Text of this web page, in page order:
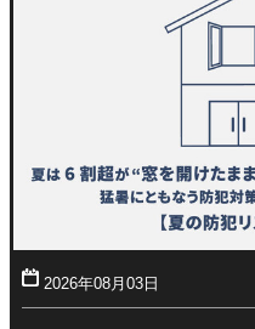
2026年08月03日